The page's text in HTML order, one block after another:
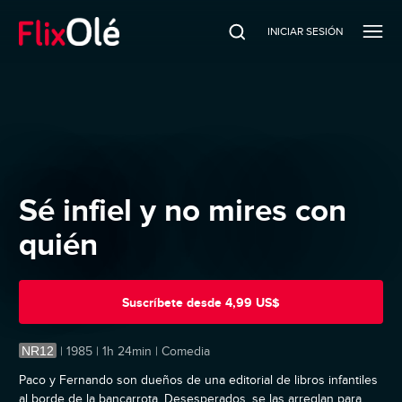
INICIAR SESIÓN
Sé infiel y no mires con
quién
Suscríbete desde 4,99 US$
NR12 | 1985 | 1h 24min | Comedia
Paco y Fernando son dueños de una editorial de libros infantiles
al borde de la bancarrota. Desesperados, se las arreglan para